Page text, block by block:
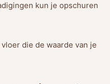
kun je opschuren
die de waarde van je